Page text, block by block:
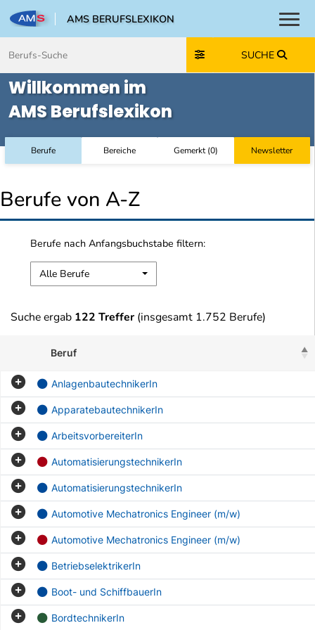
AMS BERUFSLEXIKON
SUCHE
Willkommen im
AMS Berufslexikon
Berufe Bereiche Gemerkt(0) Newsletter
Berufe von A-Z
Berufe nach Anfangsbuchstabe filtern:
Alle Berufe
Suche ergab 122 Treffer (insgesamt 1.752 Berufe)
Beruf
AnlagenbautechnikerIn
ApparatebautechnikerIn
ArbeitsvorbereiterIn
AutomatisierungstechnikerIn
AutomatisierungstechnikerIn
Automotive Mechatronics Engineer (m/w)
Automotive Mechatronics Engineer (m/w)
BetriebselektrikerIn
Boot- und SchiffbauerIn
BordtechnikerIn